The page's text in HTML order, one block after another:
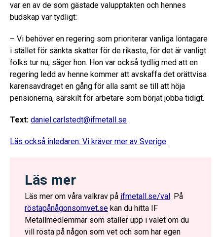
var en av de som gästade valupptakten och hennes
budskap var tydligt:
– Vi behöver en regering som prioriterar vanliga löntagare
i stället för sänkta skatter för de rikaste, för det är vanligt
folks tur nu, säger hon. Hon var också tydlig med att en
regering ledd av henne kommer att avskaffa det orättvisa
karensavdraget en gång för alla samt se till att höja
pensionerna, särskilt för arbetare som börjat jobba tidigt.
Text: daniel.carlstedt@ifmetall.se
Läs också inledaren: Vi kräver mer av Sverige
Läs mer
Läs mer om våra valkrav på ifmetall.se/val. På
röstapånågonsomvet.se kan du hitta IF
Metallmedlemmar som ställer upp i valet om du
vill rösta på någon som vet och som har egen